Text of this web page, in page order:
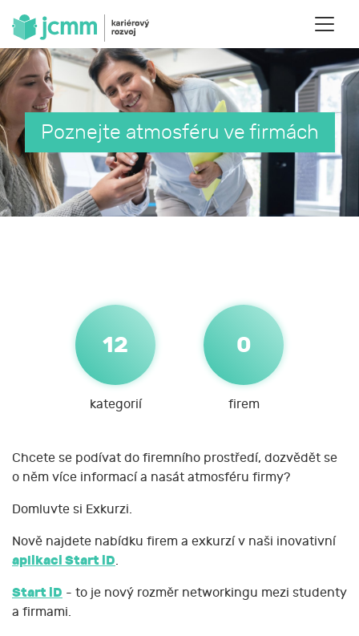
Poznejte atmosféru ve firmách
12
kategorií
0
firem
Chcete se podívat do firemního prostředí, dozvědět se
o něm více informací a nasát atmosféru firmy?
Domluvte si Exkurzi.
Nově najdete nabídku firem a exkurzí v naši inovativní
aplikaci Start iD.
Start iD - to je nový rozměr networkingu mezi studenty
a firmami.